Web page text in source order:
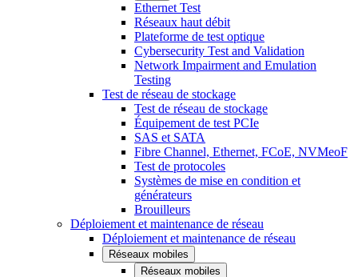
Ethernet Test
Réseaux haut débit
Plateforme de test optique
Cybersecurity Test and Validation
Network Impairment and Emulation
Testing
Test de réseau de stockage
Test de réseau de stockage
Équipement de test PCIe
SAS et SATA
Fibre Channel, Ethernet, FCoE, NVMeoF
Test de protocoles
Systèmes de mise en condition et
générateurs
Brouilleurs
Déploiement et maintenance de réseau
Déploiement et maintenance de réseau
Réseaux mobiles
Réseaux mobiles